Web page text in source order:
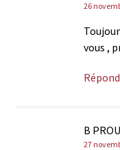
26
vous ,
B
27